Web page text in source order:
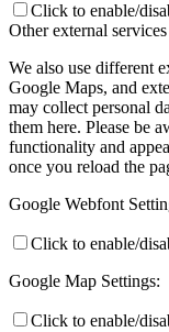
Click to enable/
Other external services
We also use different
Google Maps, and
may collect personal
them here. Please be
functionality and
once you reload the
Google Webfont
Click to enable/
Google Map Settings:
Click to enable/